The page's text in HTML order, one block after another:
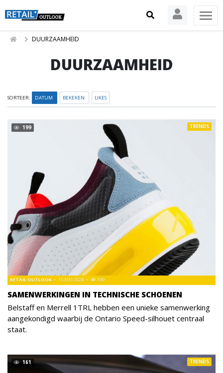
DUURZAAMHEID
DUURZAAMHEID
SORTEER: DATUM BEKEKEN LIKES
199
SAMENWERKINGEN IN TECHNISCHE SCHOENEN
RETAIL OUTLOOK 15 MEI 2024 199
TRENDS
Belstaff en Merrell 1TRL hebben een unieke samenwerking
aangekondigd waarbij de Ontario Speed-silhouet centraal
staat.
161 TRENDS